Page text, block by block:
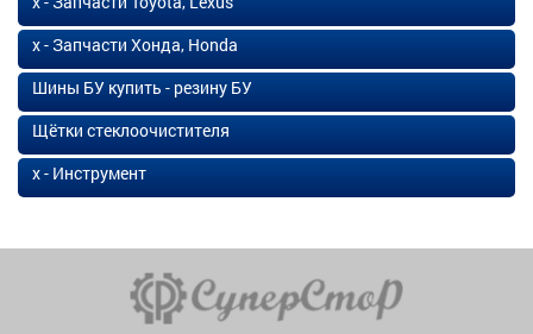
х - Запчасти Хонда, Honda
Шины БУ купить - резину БУ
Щётки стеклоочистителя
х - Инструмент